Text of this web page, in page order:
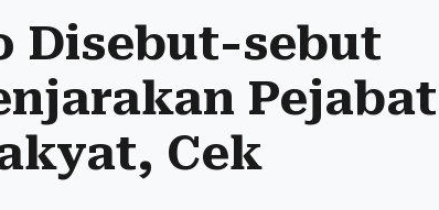
Disebut-sebut
Pejabat
Cek